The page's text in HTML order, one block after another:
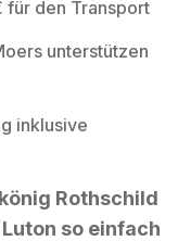
für den Transport
unterstützen
inklusive
Rothschild
so einfach